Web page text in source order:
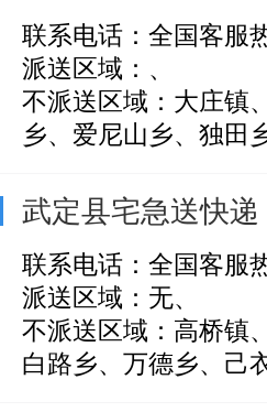
联系电话：全国客服
派送区域：、
不派送区域：大庄镇
乡、爱尼山乡、独田
武定县宅急送快递
联系电话：全国客服
派送区域：无、
不派送区域：高桥镇
白路乡、万德乡、己